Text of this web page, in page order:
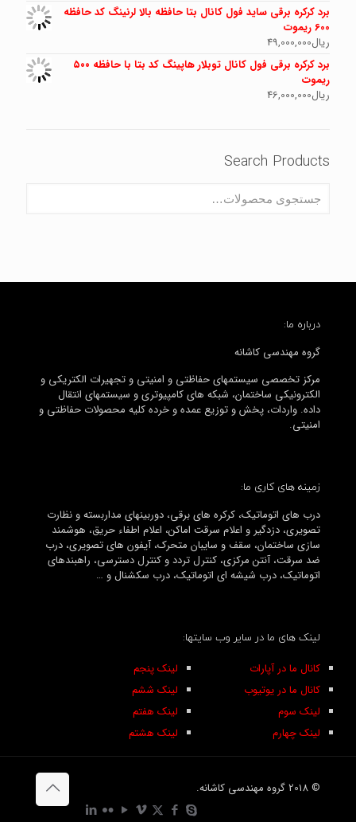
برد کرکره برقی ساید فول کانال بتا حافظه بالا لرنینگ کد حافظه
600 ریموت
ریال49,000,000
برد کرکره برقی فول کانال توبلار هاپینگ کد بتا با حافظه ۵۰۰
ریموت
ریال46,000,000
Search Products
درباره ما:
گروه مهندسی کاشانه
مرکز تخصصی سیستمهای حفاظتی و امنیتی و تجهیرات الکتریکی و
الکترونیکی ساختمان، شبکه های کامپیوتری و سیستمهای انتقال
داده. واردات، پخش و توزیع عمده و خرده کلیه محصولات حفاظتی و
امنیتی.
زمینه های کاری ما:
درب های اتوماتیک، کرکره های برقی، دوربینهای مداربسته و نظارت
تصویری، دزدگیر و اعلام سرقت اماکن، اعلام اطفاء حریق، هوشمند
سازی ساختمان، سقف و سایبان متحرک، آیفون های تصویری، درب
ضد سرقت، آنتن مرکزی، کنترل تردد و کنترل دسترسی، راهبندهای
اتوماتیک، درب شیشه ای اتوماتیک، درب سکشنال و …
لینک های ما در سایر وب سایتها:
لینک پنجم
لینک ششم
لینک هفتم
لینک هشتم
کانال ما در آپارات
کانال ما در یوتیوب
لینک سوم
لینک چهارم
© 2018 گروه مهندسی کاشانه.